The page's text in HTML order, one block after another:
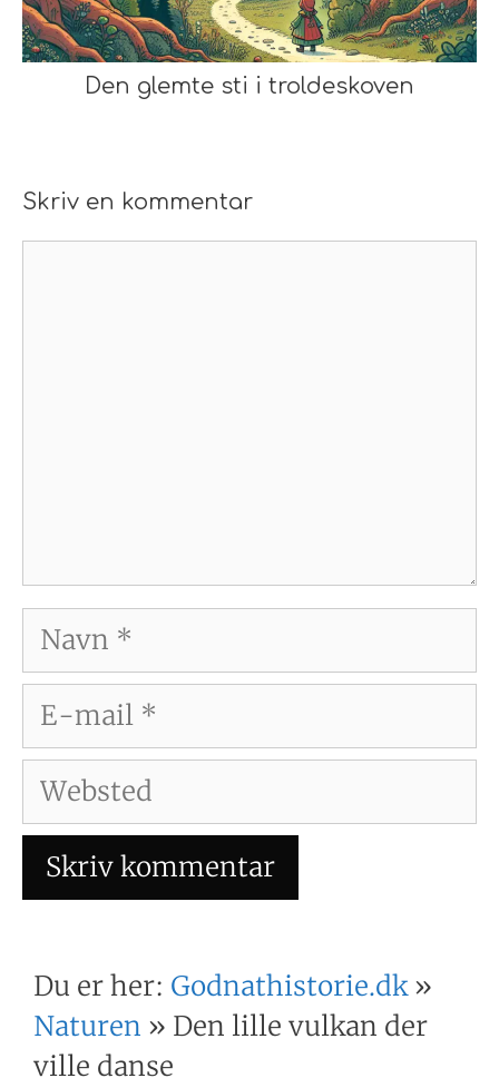
Den glemte sti i troldeskoven
Skriv en kommentar
Navn
E-
mail
Websted
Du er her: Godnathistorie.dk»
Naturen » Den lille vulkan der
ville danse